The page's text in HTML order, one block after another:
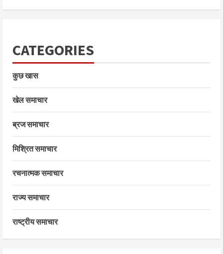
CATEGORIES
कुछ खास
खेल समाचार
ब्रज समाचार
मिश्रित समाचार
रचनात्मक समाचार
राज्य समाचार
राष्ट्रीय समाचार